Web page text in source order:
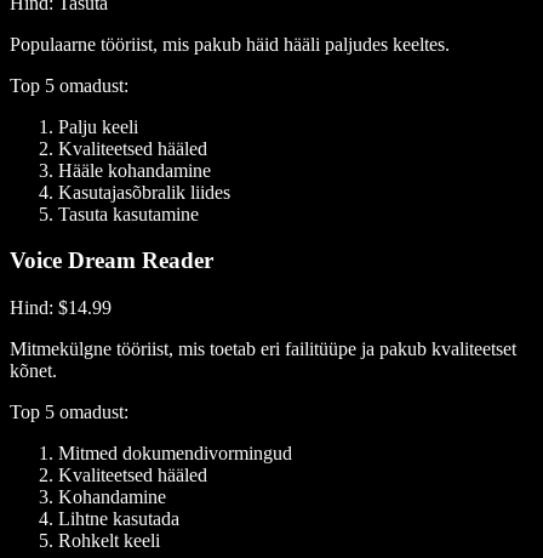
Populaarne tööriist, mis pakub häid hääli paljudes keeltes.
Top 5 omadust:
Palju keeli
Kvaliteetsed hääled
Hääle kohandamine
Kasutajasõbralik liides
Tasuta kasutamine
Voice Dream Reader
Hind: $14.99
Mitmekülgne tööriist, mis toetab eri failitüüpe ja pakub kvaliteetset
kõnet.
Top 5 omadust:
Mitmed dokumendivormingud
Kvaliteetsed hääled
Kohandamine
Lihtne kasutada
Rohkelt keeli